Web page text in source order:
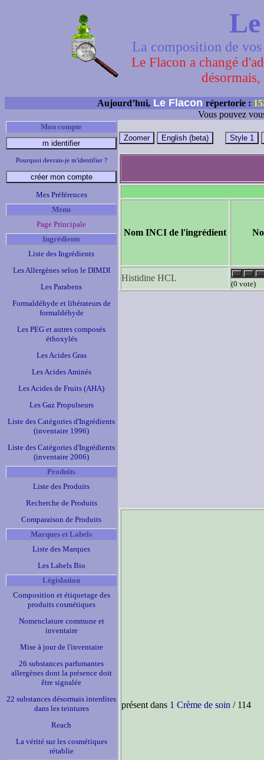
La composition de
Le Flacon a changé
Aujourd’hui, Le Flacon répertorie :
Vous pouvez
Mon compte
Pourquoi devrais-je m'identifier ?
Mes Préférences
Menu
Page Principale
Ingrédients
Liste des Ingrédients
Les Allergènes selon le DIMDI
Les Parabens
Formaldéhyde et libérateurs de
formaldéhyde
Les PEG et autres composés
éthoxylés
Les Acides Gras
Les Acides Aminés
Les Acides de Fruits (AHA)
Les Gaz Propulseurs
Liste des Catégories d'Ingrédients
(inventaire 1996)
Liste des Catégories d'Ingrédients
(inventaire 2006)
Produits
Liste des Produits
Recherche de Produits
Comparaison de Produits
Marques et Labels
Liste des Marques
Les Labels Bio
Législation
Composition et étiquetage des
produits cosmétiques
Nomenclature commune et
inventaire
Mise à jour de l'inventaire
26 substances parfumantes
allergènes dont la présence doit
être signalée
22 substances désormais interdites
dans les teintures
Reach
La vérité sur les cosmétiques
rétablie
Nom INCI de l'ingrédient
Histidine HCL
(0 vote)
présent dans 1 Crème de soin / 114